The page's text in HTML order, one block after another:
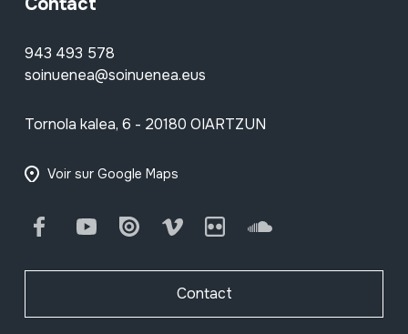
943 493 578
soinuenea@soinuenea.eus
Tornola kalea, 6 - 20180 OIARTZUN
Voir sur Google Maps
FacebookYoutube Issuu Vimeo Flickr SoundCloud
Contact